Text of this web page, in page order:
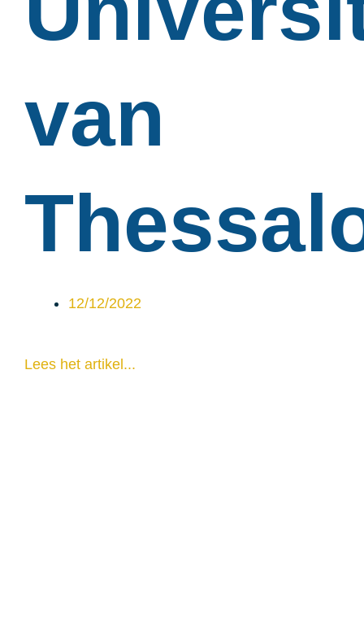
van
12/12/2022
Lees het artikel...